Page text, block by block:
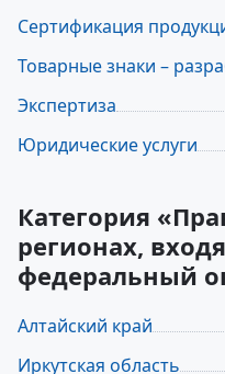
Сертификация
Товарные знаки –
Экспертиза
Юридические услуги
Категория
регионах,
федеральный
Алтайский край
Иркутская область